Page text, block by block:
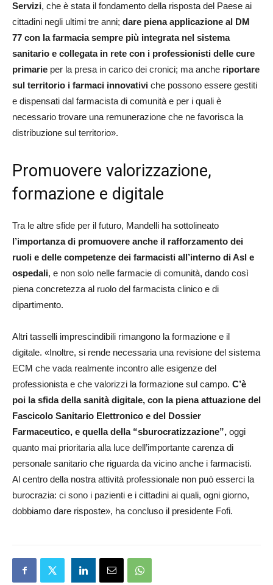
Servizi, che è stata il fondamento della risposta del Paese ai
cittadini negli ultimi tre anni; dare piena applicazione al DM
77 con la farmacia sempre più integrata nel sistema
sanitario e collegata in rete con i professionisti delle cure
primarie per la presa in carico dei cronici; ma anche riportare
sul territorio i farmaci innovativi che possono essere gestiti
e dispensati dal farmacista di comunità e per i quali è
necessario trovare una remunerazione che ne favorisca la
distribuzione sul territorio».
Promuovere valorizzazione,
formazione e digitale
Tra le altre sfide per il futuro, Mandelli ha sottolineato
l’importanza di promuovere anche il rafforzamento dei
ruoli e delle competenze dei farmacisti all’interno di Asl e
ospedali, e non solo nelle farmacie di comunità, dando così
piena concretezza al ruolo del farmacista clinico e di
dipartimento.
Altri tasselli imprescindibili rimangono la formazione e il
digitale. «Inoltre, si rende necessaria una revisione del sistema
ECM che vada realmente incontro alle esigenze del
professionista e che valorizzi la formazione sul campo. C’è
poi la sfida della sanità digitale, con la piena attuazione del
Fascicolo Sanitario Elettronico e del Dossier
Farmaceutico, e quella della “sburocratizzazione”, oggi
quanto mai prioritaria alla luce dell’importante carenza di
personale sanitario che riguarda da vicino anche i farmacisti.
Al centro della nostra attività professionale non può esserci la
burocrazia: ci sono i pazienti e i cittadini ai quali, ogni giorno,
dobbiamo dare risposte», ha concluso il presidente Fofi.